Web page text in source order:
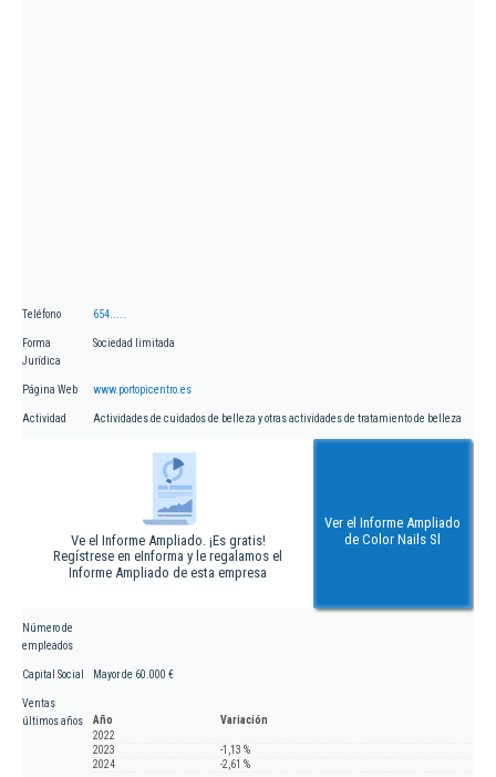
Teléfono 654.....
Forma
Jurídica
Sociedad limitada
Página Web www.portopicentro.es
Actividad Actividades de cuidados de belleza y otras actividades de tratamiento de belleza
Ve el Informe Ampliado. ¡Es gratis!
Regístrese en eInforma y le regalamos el
Informe Ampliado de esta empresa
Ver el Informe Ampliado
de Color Nails Sl
Número de
empleados
Capital Social Mayor de 60.000 €
Ventas
últimos años
Año
Variación
2022
2023
-1,13 %
2024
-2,61 %